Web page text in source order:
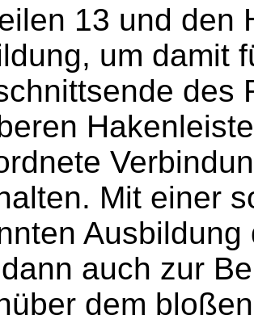
13 und den
um damit
des
Mit einer
auch zur
dem